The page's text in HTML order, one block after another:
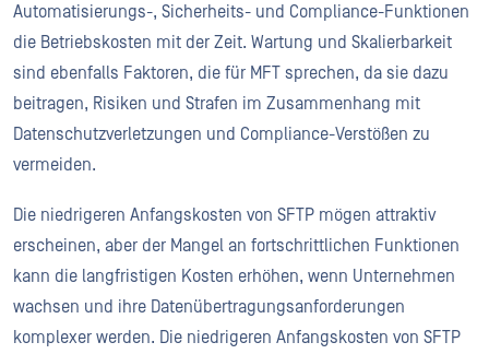
Automatisierungs-, Sicherheits- und Compliance-Funktionen
die Betriebskosten mit der Zeit. Wartung und Skalierbarkeit
sind ebenfalls Faktoren, die für MFT sprechen, da sie dazu
beitragen, Risiken und Strafen im Zusammenhang mit
Datenschutzverletzungen und Compliance-Verstößen zu
vermeiden.
Die niedrigeren Anfangskosten von SFTP mögen attraktiv
erscheinen, aber der Mangel an fortschrittlichen Funktionen
kann die langfristigen Kosten erhöhen, wenn Unternehmen
wachsen und ihre Datenübertragungsanforderungen
komplexer werden. Die niedrigeren Anfangskosten von SFTP